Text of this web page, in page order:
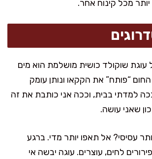
מכל קינוח אחר.
עוגת שוקולד כושית מושלמת הוא מים
“פותח” את הקקאו ונותן עומק
למדתי בבית, וככה אני כותבת את זה
שאני עושה.
עסיסי? אל תאפו יותר מדי. ברגע
לחים, עוצרים. עוגה יבשה אי